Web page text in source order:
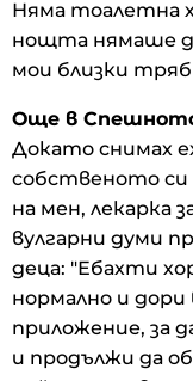
Няма тоалетна
нощта нямаше
мои близки
Още в
Докато снимах
собственото
на мен, лекарка
вулгарни думи
деца: "Ебахти
нормално и
приложение, за
и продължи да